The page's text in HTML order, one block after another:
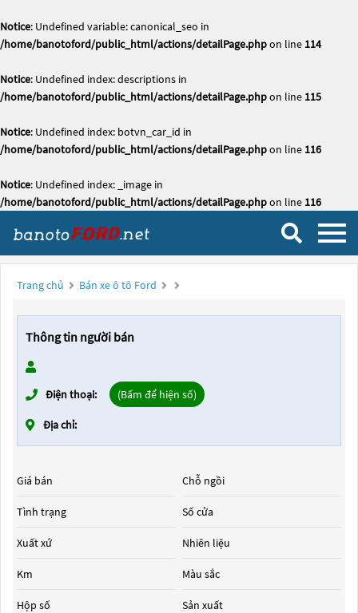
Notice: Undefined variable: canonical_seo in
/home/banotoford/public_html/actions/detailPage.phpon line 114
Notice: Undefined index: descriptions in
/home/banotoford/public_html/actions/detailPage.phpon line 115
Notice: Undefined index: botvn_car_id in
/home/banotoford/public_html/actions/detailPage.phpon line 116
Notice: Undefined index: _image in
/home/banotoford/public_html/actions/detailPage.phpon line 116
Trang chủ Bán xe ô tô Ford
Thông tin người bán
Điện thoại: (Bấm để hiện số)
Địa chỉ:
Giá bán
Tình trạng
Xuất xứ
Km
Hộp số
Chỗ ngồi
Số cửa
Nhiên liệu
Màu sắc
Sản xuất